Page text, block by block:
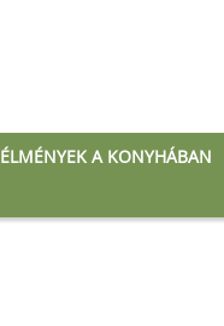
ÉLMÉNYEK A KONYHÁBAN